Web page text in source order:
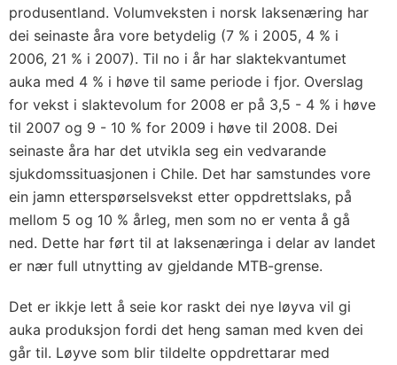
produsentland. Volumveksten i norsk laksenæring har
dei seinaste åra vore betydelig (7 % i 2005, 4 % i
2006, 21 % i 2007). Til no i år har slaktekvantumet
auka med 4 % i høve til same periode i fjor. Overslag
for vekst i slaktevolum for 2008 er på 3,5 - 4 % i høve
til 2007 og 9 - 10 % for 2009 i høve til 2008. Dei
seinaste åra har det utvikla seg ein vedvarande
sjukdomssituasjonen i Chile. Det har samstundes vore
ein jamn etterspørselsvekst etter oppdrettslaks, på
mellom 5 og 10 % årleg, men som no er venta å gå
ned. Dette har ført til at laksenæringa i delar av landet
er nær full utnytting av gjeldande MTB-grense.
Det er ikkje lett å seie kor raskt dei nye løyva vil gi
auka produksjon fordi det heng saman med kven dei
går til. Løyve som blir tildelte oppdrettarar med